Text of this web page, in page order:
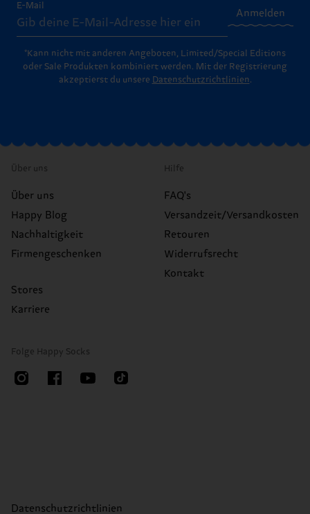
E-Mail
Anmelden
*Kann nicht mit anderen Angeboten, Limited/Special Editions
oder Sale Produkten kombiniert werden. Mit der Registrierung
akzeptierst du unsere Datenschutzrichtlinien.
Über uns
Über uns
Happy Blog
Nachhaltigkeit
Firmengeschenken
Stores
Karriere
Hilfe
FAQ's
Versandzeit/Versandkosten
Retouren
Widerrufsrecht
Kontakt
Folge Happy Socks
Datenschutzrichtlinien